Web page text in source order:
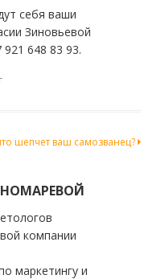
себя ваши
Зиновьевой
921 648 83 93.
шепчет ваш самозванец?
компании
маркетингу и